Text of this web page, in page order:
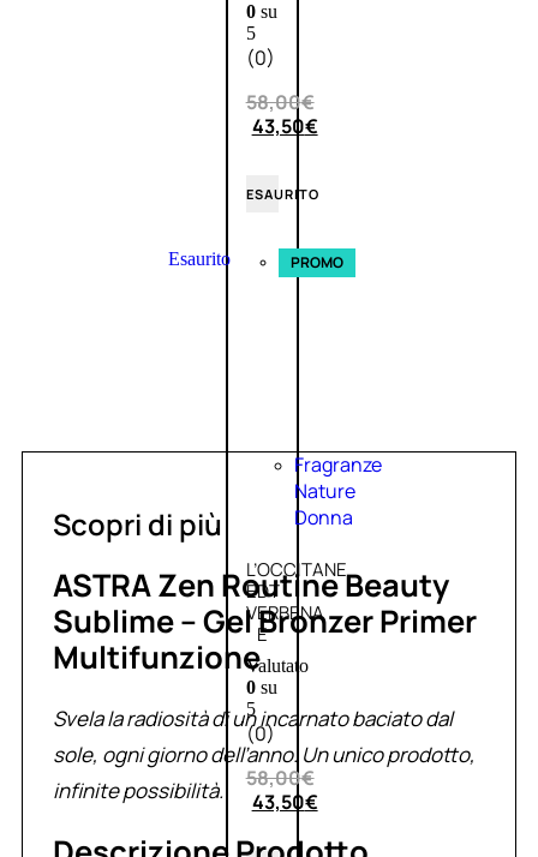
0su
5
(0)
58,00€
43,50€
ESAURITO
Esaurito PROMO
Fragranze
Nature
Donna
L’OCCITANE
EDT
VERBENA
E
Valutato
0su
5
(0)
58,00€
43,50€
Scopri di più
ASTRA Zen Routine Beauty
Sublime – Gel Bronzer Primer
Multifunzione
Svela la radiosità di un incarnato baciato dal
sole, ogni giorno dell’anno. Un unico prodotto,
infinite possibilità.